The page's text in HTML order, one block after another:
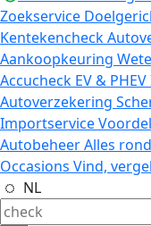
Zoekservice
Kentekencheck
Aankoopkeuring
Accucheck EV & PHEV
Autoverzekering
Importservice
AutobeheerAlles
Occasions Vind,
NL